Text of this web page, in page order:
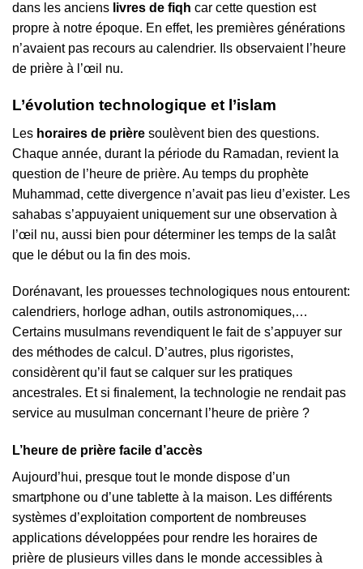
dans les anciens livres de fiqh car cette question est
propre à notre époque. En effet, les premières générations
n’avaient pas recours au calendrier. Ils observaient l’heure
de prière à l’œil nu.
L’évolution technologique et l’islam
Les horaires de prière soulèvent bien des questions.
Chaque année, durant la période du Ramadan, revient la
question de l’heure de prière. Au temps du prophète
Muhammad, cette divergence n’avait pas lieu d’exister. Les
sahabas s’appuyaient uniquement sur une observation à
l’œil nu, aussi bien pour déterminer les temps de la salât
que le début ou la fin des mois.
Dorénavant, les prouesses technologiques nous entourent:
calendriers, horloge adhan, outils astronomiques,…
Certains musulmans revendiquent le fait de s’appuyer sur
des méthodes de calcul. D’autres, plus rigoristes,
considèrent qu’il faut se calquer sur les pratiques
ancestrales. Et si finalement, la technologie ne rendait pas
service au musulman concernant l’heure de prière ?
L’heure de prière facile d’accès
Aujourd’hui, presque tout le monde dispose d’un
smartphone ou d’une tablette à la maison. Les différents
systèmes d’exploitation comportent de nombreuses
applications développées pour rendre les horaires de
prière de plusieurs villes dans le monde accessibles à